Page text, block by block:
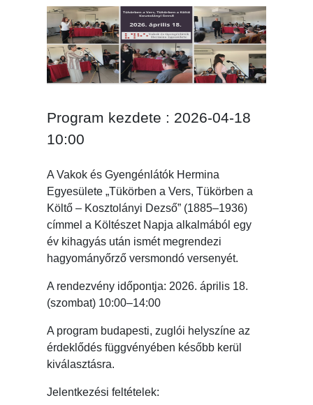
Program kezdete : 2026-04-18
10:00
A Vakok és Gyengénlátók Hermina
Egyesülete „Tükörben a Vers, Tükörben a
Költő – Kosztolányi Dezső” (1885–1936)
címmel a Költészet Napja alkalmából egy
év kihagyás után ismét megrendezi
hagyományőrző versmondó versenyét.
A rendezvény időpontja: 2026. április 18.
(szombat) 10:00–14:00
A program budapesti, zuglói helyszíne az
érdeklődés függvényében később kerül
kiválasztásra.
Jelentkezési feltételek: